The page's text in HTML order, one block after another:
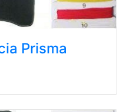
Prisma